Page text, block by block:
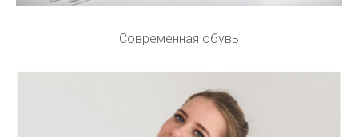
Современная обувь